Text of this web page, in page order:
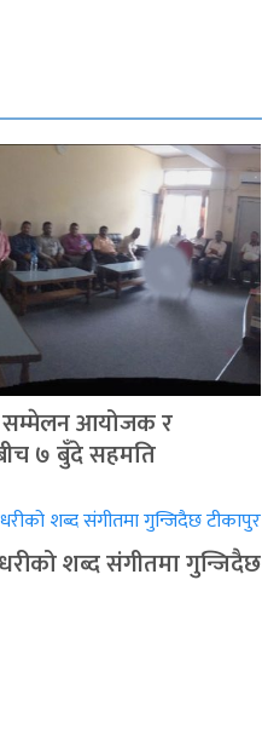
सम्मेलन आयोजक र
७ बुँदे सहमति
शब्द संगीतमा गुन्जिदैछ